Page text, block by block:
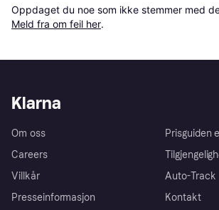
Oppdaget du noe som ikke stemmer med
Meld fra om feil her.
Klarna
Om oss
Careers
Villkår
Presseinformasjon
Prisguiden
Auto-Track
Kontakt